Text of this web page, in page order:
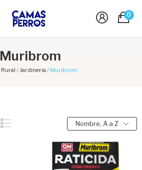
0
Muribrom
Rural Jardineria Muribrom
Nombre, A a Z